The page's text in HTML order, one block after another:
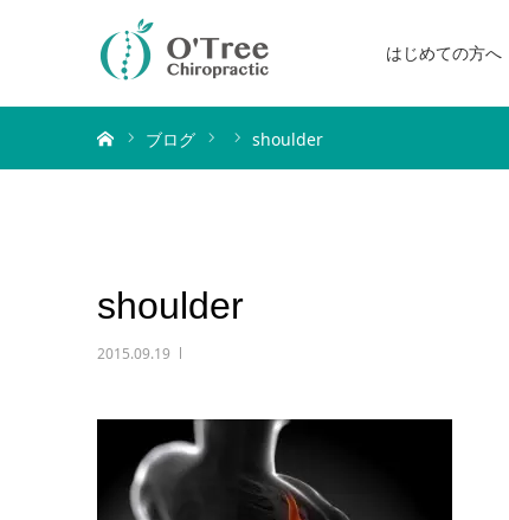
はじめての方へ
ブログ shoulder
shoulder
2015.09.19